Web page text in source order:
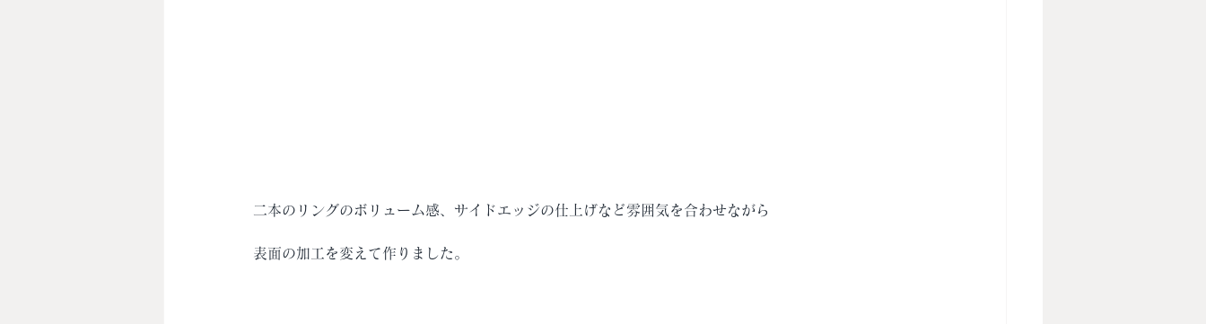
二本のリングのボリューム感、サイドエッジの仕上げなど雰囲気を合わせながら
表面の加工を変えて作りました。